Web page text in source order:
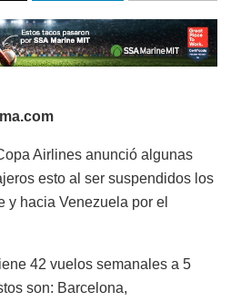
Airlines anunció algunas
esto al ser suspendidos los
y hacia Venezuela por el
42 vuelos semanales a 5
son: Barcelona,